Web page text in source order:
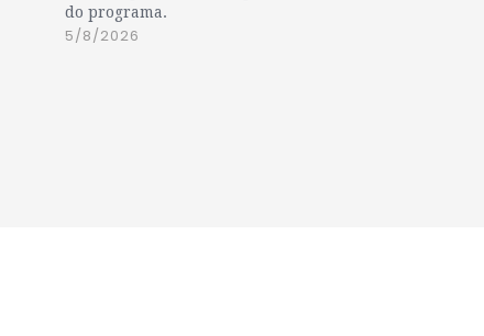
do programa.
5/8/2026